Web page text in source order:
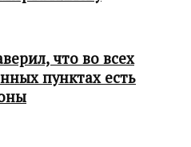
что во всех
пунктах есть